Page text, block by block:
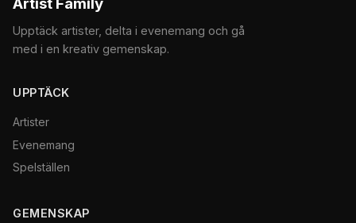
Upptäck artister, delta i evenemang och gå
med i en kreativ gemenskap.
UPPTÄCK
Artister
Evenemang
Spelställen
GEMENSKAP